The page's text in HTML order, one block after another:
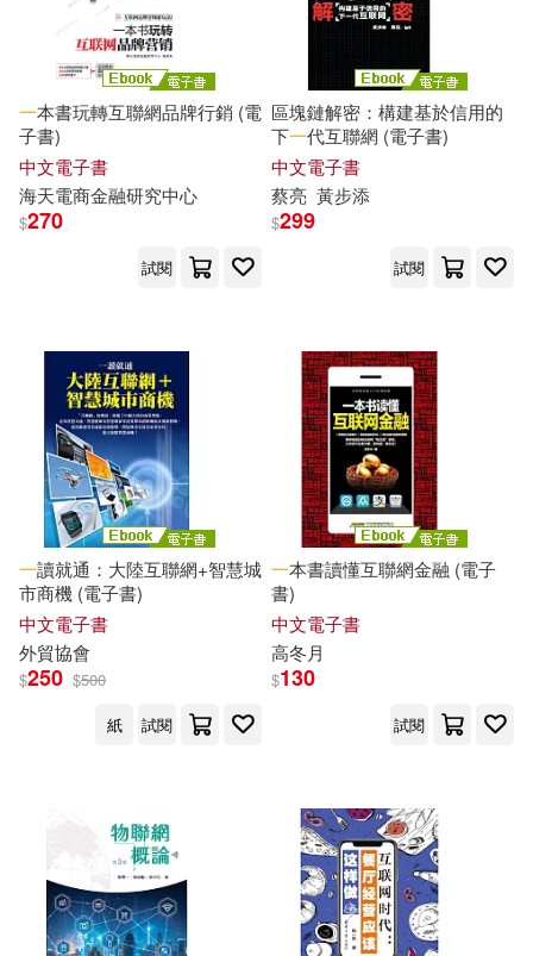
一本書玩轉互聯網品牌行銷 (電
子書)
中文電子書
海天電商金融研究中心
$270
試閱
區塊鏈解密：構建基於信用的
下一代互聯網 (電子書)
中文電子書
蔡亮 黃步添
$299
試閱
一讀就通：大陸互聯網+智慧城
市商機 (電子書)
中文電子書
外貿協會
$250 $500
紙
試閱
一本書讀懂互聯網金融 (電子
書)
中文電子書
高冬月
$130
試閱